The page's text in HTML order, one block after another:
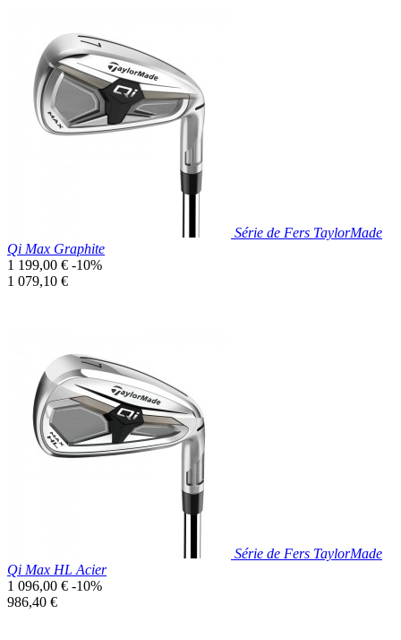
Prix réduit
Aperçu rapide
Série de Fers TaylorMade
Qi Max Graphite
Prix
de
1 199,00 € -10%
Prix
1 079,10 €
Prix réduit
Aperçu rapide
Série de Fers TaylorMade
Qi Max HL Acier
Prix
de
1 096,00 € -10%
Prix
986,40 €